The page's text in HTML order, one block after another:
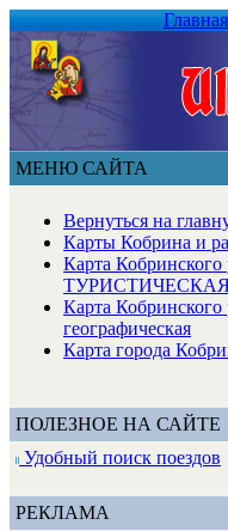
Главная
МЕНЮ САЙТА
Вернуться на
Карты Кобрина и
Карта Кобринского
ТУРИСТИЧЕСКАЯ
Карта Кобринского
географическая
Карта города
ПОЛЕЗНОЕ НА САЙТЕ
Удобный поиск поездов
РЕКЛАМА